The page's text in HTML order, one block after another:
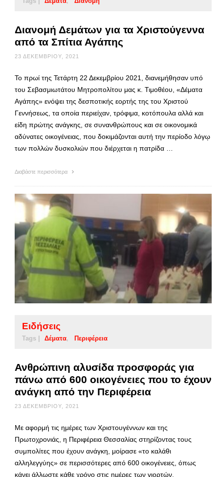
Διανομή Δεμάτων για τα Χριστούγεννα
από τα Σπίτια Αγάπης
23 ΔΕΚΕΜΒΡΊΟΥ, 2021
Το πρωί της Τετάρτη 22 Δεκεμβρίου 2021, διανεμήθησαν υπό
του Σεβασμιωτάτου Μητροπολίτου μας κ. Τιμοθέου, «Δέματα
Αγάπης» ενόψει της δεσποτικής εορτής της του Χριστού
Γεννήσεως, τα οποία περιείχαν, τρόφιμα, κοτόπουλα αλλά και
είδη πρώτης ανάγκης, σε συνανθρώπους και σε οικονομικά
αδύνατες οικογένειας, που δοκιμάζονται αυτή την περίοδο λόγῳ
των πολλών δυσκολιών που διέρχεται η πατρίδα …
Διαβάστε περισσότερα
Ειδήσεις
Tags | Δέματα Περιφέρεια
Ανθρώπινη αλυσίδα προσφοράς για
πάνω από 600 οικογένειες που το έχουν
ανάγκη από την Περιφέρεια
23 ΔΕΚΕΜΒΡΊΟΥ, 2021
Με αφορμή τις ημέρες των Χριστουγέννων και της
Πρωτοχρονιάς, η Περιφέρεια Θεσσαλίας στηρίζοντας τους
συμπολίτες που έχουν ανάγκη, μοίρασε «το καλάθι
αλληλεγγύης» σε περισσότερες από 600 οικογένειες, όπως
κάνει άλλωστε κάθε χρόνο στις ημέρες των γιορτών.